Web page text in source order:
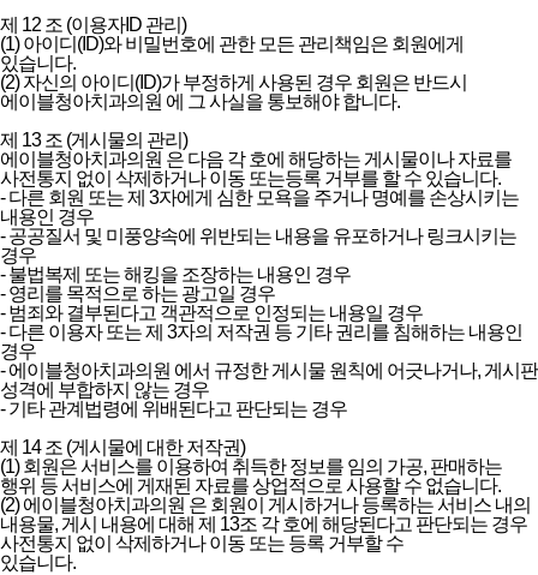
제 12 조 (이용자ID 관리)
(1) 아이디(ID)와 비밀번호에 관한 모든 관리책임은 회원에게
있습니다.
(2) 자신의 아이디(ID)가 부정하게 사용된 경우 회원은 반드시
에이블청아치과의원 에 그 사실을 통보해야 합니다.
제 13 조 (게시물의 관리)
에이블청아치과의원 은 다음 각 호에 해당하는 게시물이나 자료를
사전통지 없이 삭제하거나 이동 또는등록 거부를 할 수 있습니다.
- 다른 회원 또는 제 3자에게 심한 모욕을 주거나 명예를 손상시키는
내용인 경우
- 공공질서 및 미풍양속에 위반되는 내용을 유포하거나 링크시키는
경우
- 불법복제 또는 해킹을 조장하는 내용인 경우
- 영리를 목적으로 하는 광고일 경우
- 범죄와 결부된다고 객관적으로 인정되는 내용일 경우
- 다른 이용자 또는 제 3자의 저작권 등 기타 권리를 침해하는 내용인
경우
- 에이블청아치과의원 에서 규정한 게시물 원칙에 어긋나거나, 게시판
성격에 부합하지 않는 경우
- 기타 관계법령에 위배된다고 판단되는 경우
제 14 조 (게시물에 대한 저작권)
(1) 회원은 서비스를 이용하여 취득한 정보를 임의 가공, 판매하는
행위 등 서비스에 게재된 자료를 상업적으로 사용할 수 없습니다.
(2) 에이블청아치과의원 은 회원이 게시하거나 등록하는 서비스 내의
내용물, 게시 내용에 대해 제 13조 각 호에 해당된다고 판단되는 경우
사전통지 없이 삭제하거나 이동 또는 등록 거부할 수
있습니다.